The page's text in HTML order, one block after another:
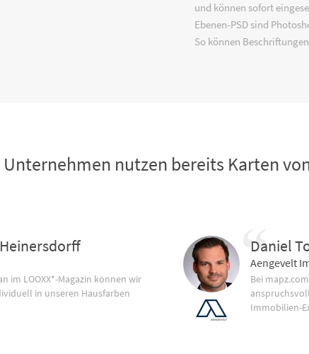
und können sofort
Ebenen-PSD sind
So können
Unternehmen nutzen bereits Karten
im LOOXX*-Magazin können wir
in unseren Hausfarben
Daniel
Aengevelt
Bei
Immobilien-